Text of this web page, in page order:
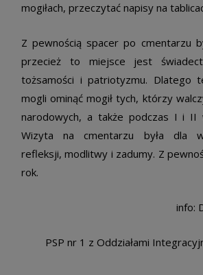
mogiłach, przeczytać napisy na
Z pewnością spacer po cmentarzu
przecież to miejsce jest
tożsamości i patriotyzmu. Dlatego
mogli ominąć mogił tych, którzy
narodowych, a także podczas I i II
Wizyta na cmentarzu była dla
refleksji, modlitwy i zadumy. Z
rok.
info:
PSP nr 1 z Oddziałami